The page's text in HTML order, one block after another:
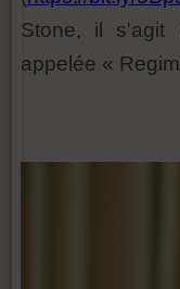
Stone, il
appelée «